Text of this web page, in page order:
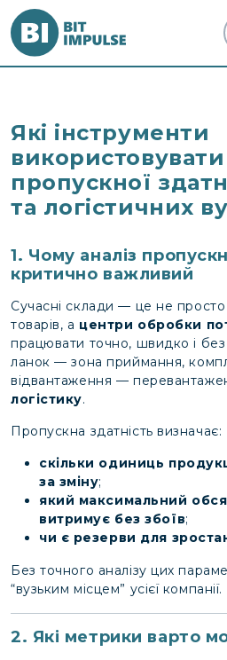
Які інструменти
пропускної
та логістичних
1. Чому аналіз
критично важливий
Сучасні склади — це не просто
товарів, а центри обробки
працювати точно, швидко і
ланок — зона приймання,
відвантаження —
логістику.
Пропускна здатність визначає:
скільки одиниць
за зміну;
який максимальний
витримує без збоїв;
чи є резерви для
Без точного аналізу цих
“вузьким місцем” усієї компанії.
2. Які метрики варто